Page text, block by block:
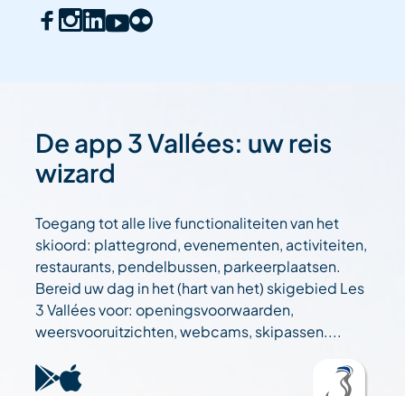
De app 3 Vallées: uw reis
wizard
Toegang tot alle live functionaliteiten van het
skioord: plattegrond, evenementen, activiteiten,
restaurants, pendelbussen, parkeerplaatsen.
Bereid uw dag in het (hart van het) skigebied Les
3 Vallées voor: openingsvoorwaarden,
weersvooruitzichten, webcams, skipassen....